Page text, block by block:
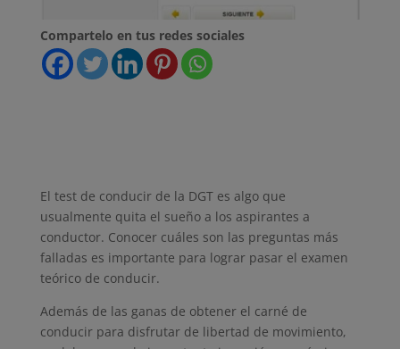
Compartelo en tus redes sociales
El test de conducir de la DGT es algo que
usualmente quita el sueño a los aspirantes a
conductor. Conocer cuáles son las preguntas más
falladas es importante para lograr pasar el examen
teórico de conducir.
Además de las ganas de obtener el carné de
conducir para disfrutar de libertad de movimiento,